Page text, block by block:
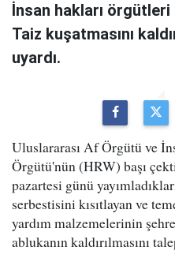
İnsan hakları
Taiz kuşatmasını
uyardı.
Uluslararası Af Örgütü ve
Örgütü'nün (HRW) başı
pazartesi günü
serbestisini kısıtlayan ve
yardım malzemelerinin
ablukanın kaldırılmasını